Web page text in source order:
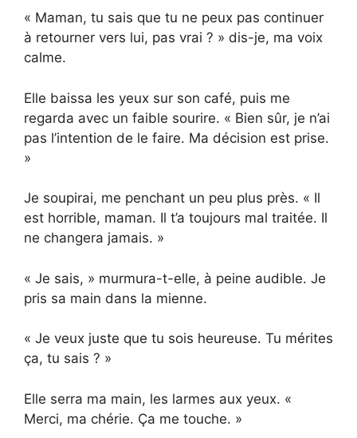
« Maman, tu sais que tu ne peux pas continuer
à retourner vers lui, pas vrai ? » dis-je, ma voix
calme.
Elle baissa les yeux sur son café, puis me
regarda avec un faible sourire. « Bien sûr, je n’ai
pas l’intention de le faire. Ma décision est prise.
»
Je soupirai, me penchant un peu plus près. « Il
est horrible, maman. Il t’a toujours mal traitée. Il
ne changera jamais. »
« Je sais, » murmura-t-elle, à peine audible. Je
pris sa main dans la mienne.
« Je veux juste que tu sois heureuse. Tu mérites
ça, tu sais ? »
Elle serra ma main, les larmes aux yeux. «
Merci, ma chérie. Ça me touche. »